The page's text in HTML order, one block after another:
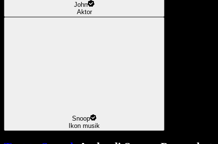
John
Aktor
Snoop
Ikon musik